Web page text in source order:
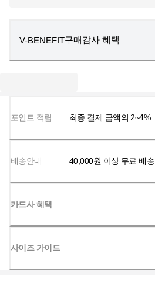
V-BENEFIT구매감사 혜택
포인트 적립 최종 결제 금액의 2~4%
배송안내 40,000원 이상 무료 배송
카드사 혜택
사이즈 가이드